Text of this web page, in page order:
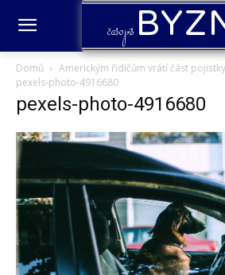
časopis
Domů
Americkým řidičům vrátí část
pexels-photo-4916680
pexels-photo-4916680